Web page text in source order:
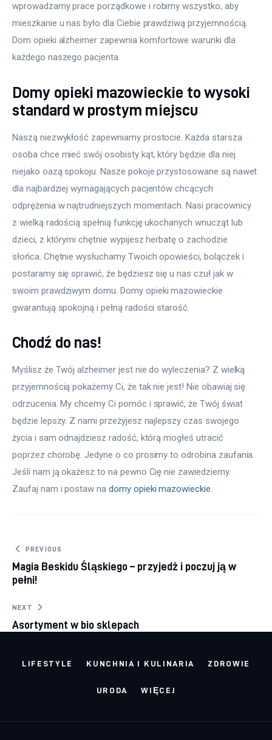
wprowadzamy prace porządkowe i robimy wszystko, aby
mieszkanie u nas było dla Ciebie prawdziwą przyjemnością.
Dom opieki alzheimer zapewnia komfortowe warunki dla
każdego naszego pacjenta.
Domy opieki mazowieckie to wysoki
standard w prostym miejscu
Naszą niezwykłość zapewniamy prostocie. Każda starsza
osoba chce mieć swój osobisty kąt, który będzie dla niej
niejako oazą spokoju. Nasze pokoje przystosowane są nawet
dla najbardziej wymagających pacjentów chcących
odprężenia w najtrudniejszych momentach. Nasi pracownicy
z wielką radością spełnią funkcję ukochanych wnucząt lub
dzieci, z którymi chętnie wypijesz herbatę o zachodzie
słońca. Chętnie wysłuchamy Twoich opowieści, bolączek i
postaramy się sprawić, że będziesz się u nas czuł jak w
swoim prawdziwym domu. Domy opieki mazowieckie
gwarantują spokojną i pełną radości starość.
Chodź do nas!
Myślisz że Twój alzheimer jest nie do wyleczenia? Z wielką
przyjemnością pokażemy Ci, że tak nie jest! Nie obawiaj się
odrzucenia. My chcemy Ci pomóc i sprawić, że Twój świat
będzie lepszy. Z nami przeżyjesz najlepszy czas swojego
życia i sam odnajdziesz radość, którą mogłeś utracić
poprzez chorobę. Jedyne o co prosimy to odrobina zaufania.
Jeśli nam ją okażesz to na pewno Cię nie zawiedziemy.
Zaufaj nam i postaw na domy opieki mazowieckie.
Nawigacja wpisu
PREVIOUS
Magia Beskidu Śląskiego – przyjedź i poczuj ją w
pełni!
NEXT
Asortyment w bio sklepach
LIFESTYLE KUNCHNIA I KULINARIA ZDROWIE
URODA WIĘCEJ